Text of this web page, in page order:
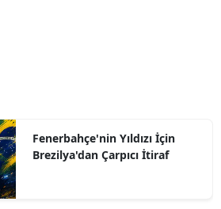
Fenerbahçe'nin Yıldızı İçin
Brezilya'dan Çarpıcı İtiraf